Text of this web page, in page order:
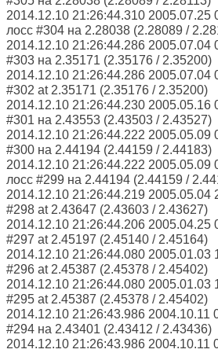
2014.12.10 21:26:44.310 2005.07.25
лосс #304 на 2.28038 (2.28089 /
2014.12.10 21:26:44.286 2005.07.04
#303 на 2.35171 (2.35176 / 2.35200)
2014.12.10 21:26:44.286 2005.07.04
#302 at 2.35171 (2.35176 / 2.35200)
2014.12.10 21:26:44.230 2005.05.16
#301 на 2.43553 (2.43503 / 2.43527)
2014.12.10 21:26:44.222 2005.05.09
#300 на 2.44194 (2.44159 / 2.44183)
2014.12.10 21:26:44.222 2005.05.09
лосс #299 на 2.44194 (2.44159 /
2014.12.10 21:26:44.219 2005.05.04
#298 at 2.43647 (2.43603 / 2.43627)
2014.12.10 21:26:44.206 2005.04.25
#297 at 2.45197 (2.45140 / 2.45164)
2014.12.10 21:26:44.080 2005.01.03
#296 at 2.45387 (2.45378 / 2.45402)
2014.12.10 21:26:44.080 2005.01.03
#295 at 2.45387 (2.45378 / 2.45402)
2014.12.10 21:26:43.986 2004.10.11
#294 на 2.43401 (2.43412 / 2.43436)
2014.12.10 21:26:43.986 2004.10.11